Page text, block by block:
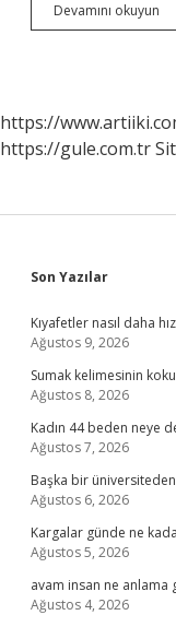
Devamını okuyun
https://
https://gule.com.tr
Sidebar
Son Yazılar
Kıyafetler nasıl daha
Ağustos 9, 2026
Sumak kelimesinin
Ağustos 8, 2026
Kadın 44 beden neye
Ağustos 7, 2026
Başka bir üniversiteden
Ağustos 6, 2026
Kargalar günde ne
Ağustos 5, 2026
avam insan ne anlama
Ağustos 4, 2026